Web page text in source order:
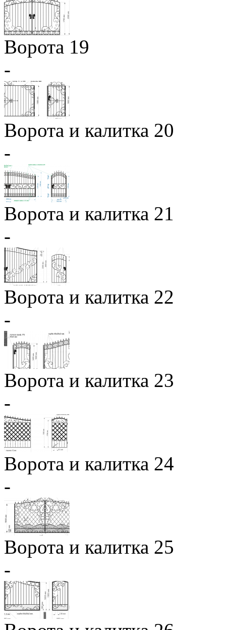
Ворота 19
-
Ворота и калитка 20
-
Ворота и калитка 21
-
Ворота и калитка 22
-
Ворота и калитка 23
-
Ворота и калитка 24
-
Ворота и калитка 25
-